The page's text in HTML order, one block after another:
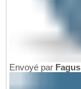
Envoyé par Fagus